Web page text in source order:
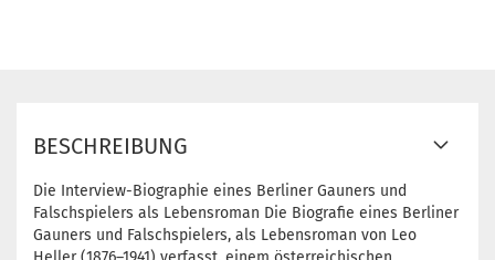
BESCHREIBUNG
Die Interview-Biographie eines Berliner Gauners und
Falschspielers als Lebensroman Die Biografie eines Berliner
Gauners und Falschspielers, als Lebensroman von Leo